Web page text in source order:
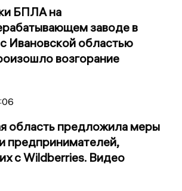
БПЛА на
заводе в
Ивановской областью
возгорание
область предложила меры
предпринимателей,
с Wildberries. Видео